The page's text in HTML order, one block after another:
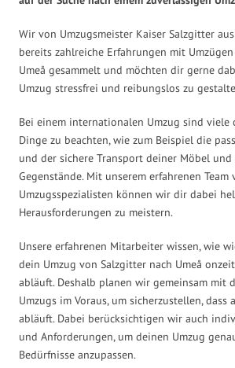
Wir von Umzugsmeister Kaiser Salzgitter
bereits zahlreiche Erfahrungen mit
Umeå gesammelt und möchten dir gerne
Umzug stressfrei und reibungslos zu
Bei einem internationalen Umzug sind viele
Dinge zu beachten, wie zum Beispiel die
und der sichere Transport deiner Möbel
Gegenstände. Mit unserem erfahrenen Team
Umzugsspezialisten können wir dir dabei
Herausforderungen zu meistern.
Unsere erfahrenen Mitarbeiter wissen, wie
dein Umzug von Salzgitter nach Umeå
abläuft. Deshalb planen wir gemeinsam mit
Umzugs im Voraus, um sicherzustellen, dass
abläuft. Dabei berücksichtigen wir auch
und Anforderungen, um deinen Umzug
Bedürfnisse anzupassen.